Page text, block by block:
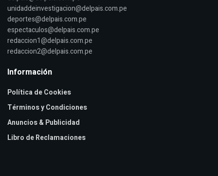
unidaddeinvestigacion@delpais.com.pe
deportes@delpais.com.pe
espectaculos@delpais.com.pe
redaccion1@delpais.com.pe
redaccion2@delpais.com.pe
Información
Política de Cookies
Términos y Condiciones
Anuncios & Publicidad
Libro de Reclamaciones